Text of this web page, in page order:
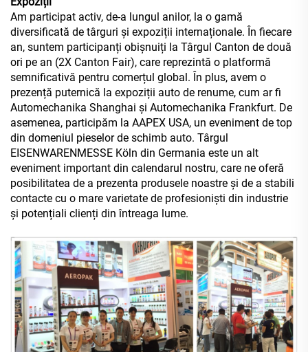
Am participat activ, de-a lungul anilor, la o gamă
diversificată de târguri și expoziții internaționale. În fiecare
an, suntem participanți obișnuiți la Târgul Canton de două
ori pe an (2X Canton Fair), care reprezintă o platformă
semnificativă pentru comerțul global. În plus, avem o
prezență puternică la expoziții auto de renume, cum ar fi
Automechanika Shanghai și Automechanika Frankfurt. De
asemenea, participăm la AAPEX USA, un eveniment de top
din domeniul pieselor de schimb auto. Târgul
EISENWARENMESSE Köln din Germania este un alt
eveniment important din calendarul nostru, care ne oferă
posibilitatea de a prezenta produsele noastre și de a stabili
contacte cu o mare varietate de profesioniști din industrie
și potențiali clienți din întreaga lume.